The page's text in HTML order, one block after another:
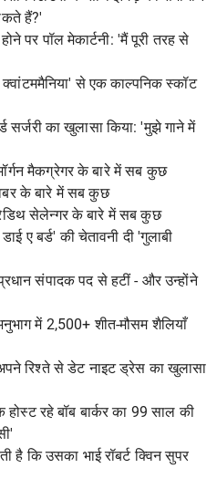
हैं?'
पर पॉल मेकार्टनी: 'मैं पूरी तरह से
क्वांटममैनिया' से एक काल्पनिक स्कॉट
सर्जरी का खुलासा किया: 'मुझे गाने में
मैकग्रेगर के बारे में सब कुछ
के बारे में सब कुछ
सेलेन्गर के बारे में सब कुछ
ए बर्ड' की चेतावनी दी 'गुलाबी
संपादक पद से हटीं - और उन्होंने
में 2,500+ शीत-मौसम शैलियाँ
रिश्ते से डेट नाइट ड्रेस का खुलासा
रहे बॉब बार्कर का 99 साल की
है कि उसका भाई रॉबर्ट क्विन सुपर